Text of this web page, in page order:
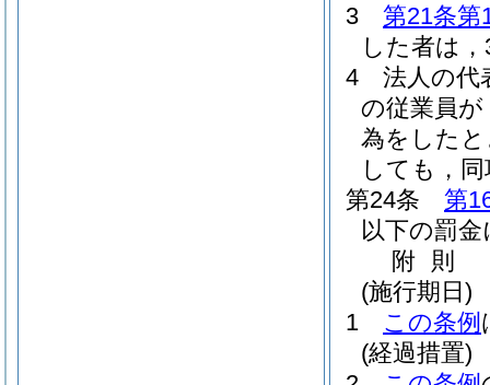
3
第21条第
した者は
4
法人の代
の従業員
為をした
しても，
第24条
第
以下の罰
附 則
(施行期日)
1
この条例
(経過措置)